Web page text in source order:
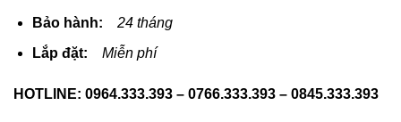
Bảo hành: 24 tháng
Lắp đặt: Miễn phí
HOTLINE: 0964.333.393 – 0766.333.393 – 0845.333.393